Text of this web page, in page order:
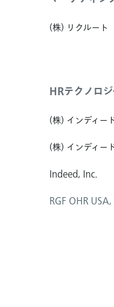
(株) リクルート
HRテクノロ
(株) インディー
(株) インディー
Indeed, Inc.
RGF OHR USA,